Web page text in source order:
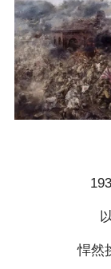
悍然